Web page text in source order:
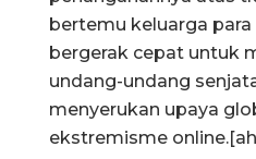
bertemu keluarga
bergerak cepat untuk
undang-undang
menyerukan upaya
ekstremisme